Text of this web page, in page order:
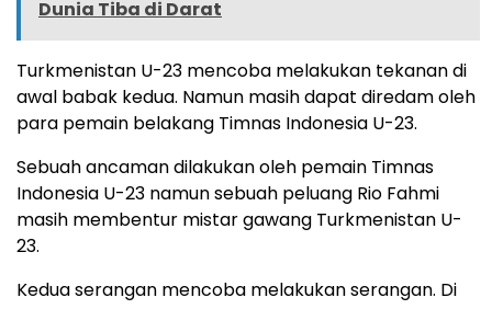
Dunia Tiba di Darat
Turkmenistan U-23 mencoba melakukan tekanan di
awal babak kedua. Namun masih dapat diredam oleh
para pemain belakang Timnas Indonesia U-23.
Sebuah ancaman dilakukan oleh pemain Timnas
Indonesia U-23 namun sebuah peluang Rio Fahmi
masih membentur mistar gawang Turkmenistan U-
23.
Kedua serangan mencoba melakukan serangan. Di